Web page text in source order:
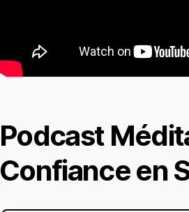
Podcast
Confiance en